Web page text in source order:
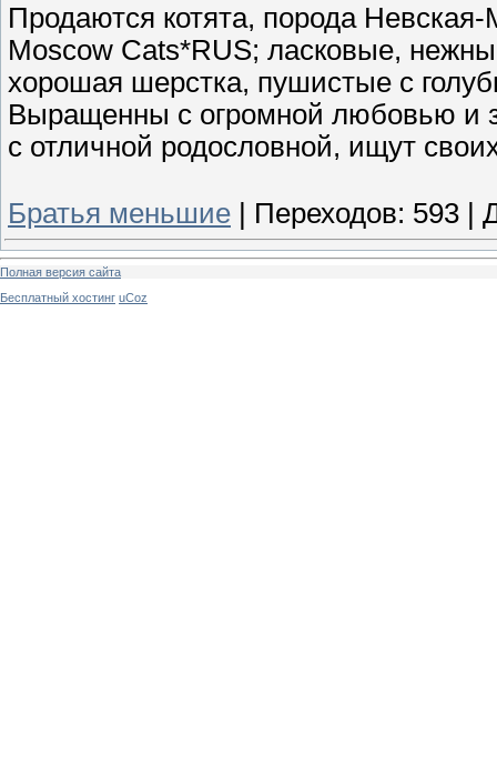
Продаются котята, порода
Moscow Cats*RUS; ласковые,
хорошая шерстка, пушистые с
Выращенны с огромной любовью и
с отличной родословной, ищут
Братья меньшие | Переходов: 593 |
Полная версия сайта
Бесплатный хостинг uCoz